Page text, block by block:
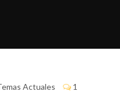
Actuales 1